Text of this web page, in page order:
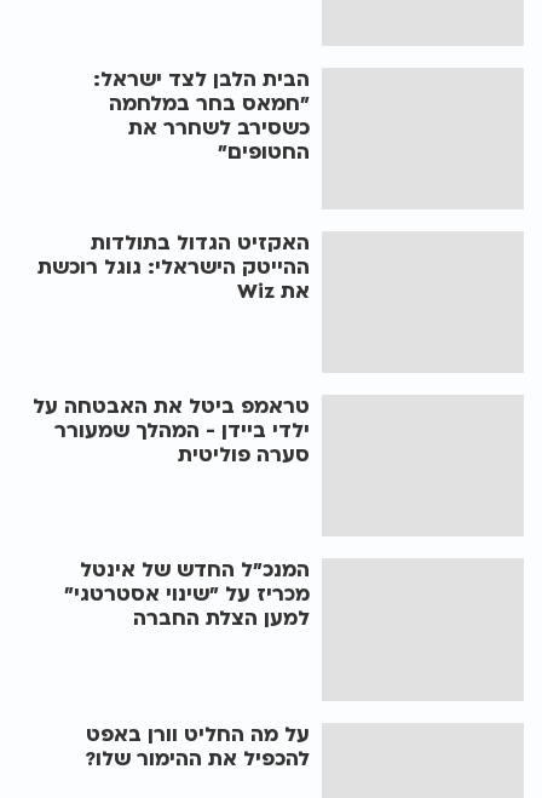
הבית הלבן לצד ישראל:
"חמאס בחר במלחמה
כשסירב לשחרר את
החטופים"
האקזיט הגדול בתולדות
ההייטק הישראלי: גוגל רוכשת
את Wiz
טראמפ ביטל את האבטחה על
ילדי ביידן - המהלך שמעורר
סערה פוליטית
המנכ"ל החדש של אינטל
מכריז על "שינוי אסטרטגי"
למען הצלת החברה
על מה החליט וורן באפט
להכפיל את ההימור שלו?